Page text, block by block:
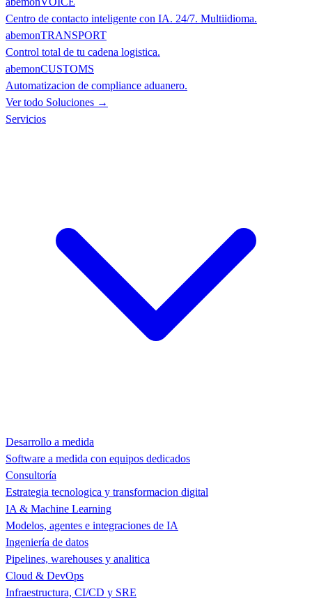
Centro de contacto inteligente con IA. 24/7. Multiidioma.
abemonTRANSPORT
Control total de tu cadena logistica.
abemonCUSTOMS
Automatizacion de compliance aduanero.
Ver todo Soluciones →
Servicios
Desarrollo a medida
Software a medida con equipos dedicados
Consultoría
Estrategia tecnologica y transformacion digital
IA & Machine Learning
Modelos, agentes e integraciones de IA
Ingeniería de datos
Pipelines, warehouses y analitica
Cloud & DevOps
Infraestructura, CI/CD y SRE